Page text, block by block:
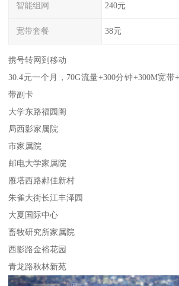
智能组网 240元
宽带套餐 38元
携号转网到移动
30.4元一个月，70G流量+300分钟+300M宽
带副卡
大学东路福园阁
局西影家属院
市家属院
邮电大学家属院
雁塔西路郝佳新村
朱雀大街长江丰泽园
大夏国际中心
畜牧研究所家属院
西影路金裕花园
青龙路秋林新苑